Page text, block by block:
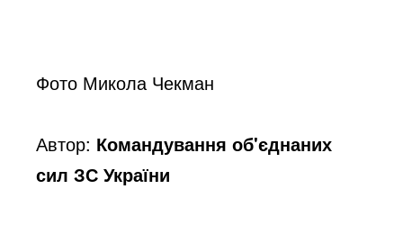
Фото Микола Чекман
Автор: Командування об'єднаних
сил ЗС України